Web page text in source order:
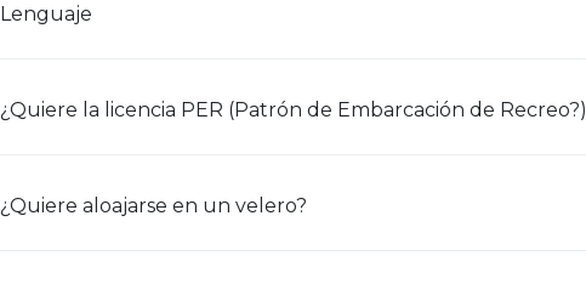
Lenguaje
¿Quiere la licencia PER (Patrón de Embarcación de Recreo?)
¿Quiere aloajarse en un velero?